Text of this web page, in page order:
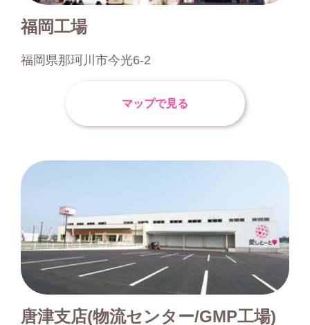
福岡工場
福岡県那珂川市今光6-2
マップで見る
唐津支店(物流センター/GMP工場)